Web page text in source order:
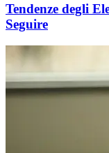
Tendenze degli
Seguire